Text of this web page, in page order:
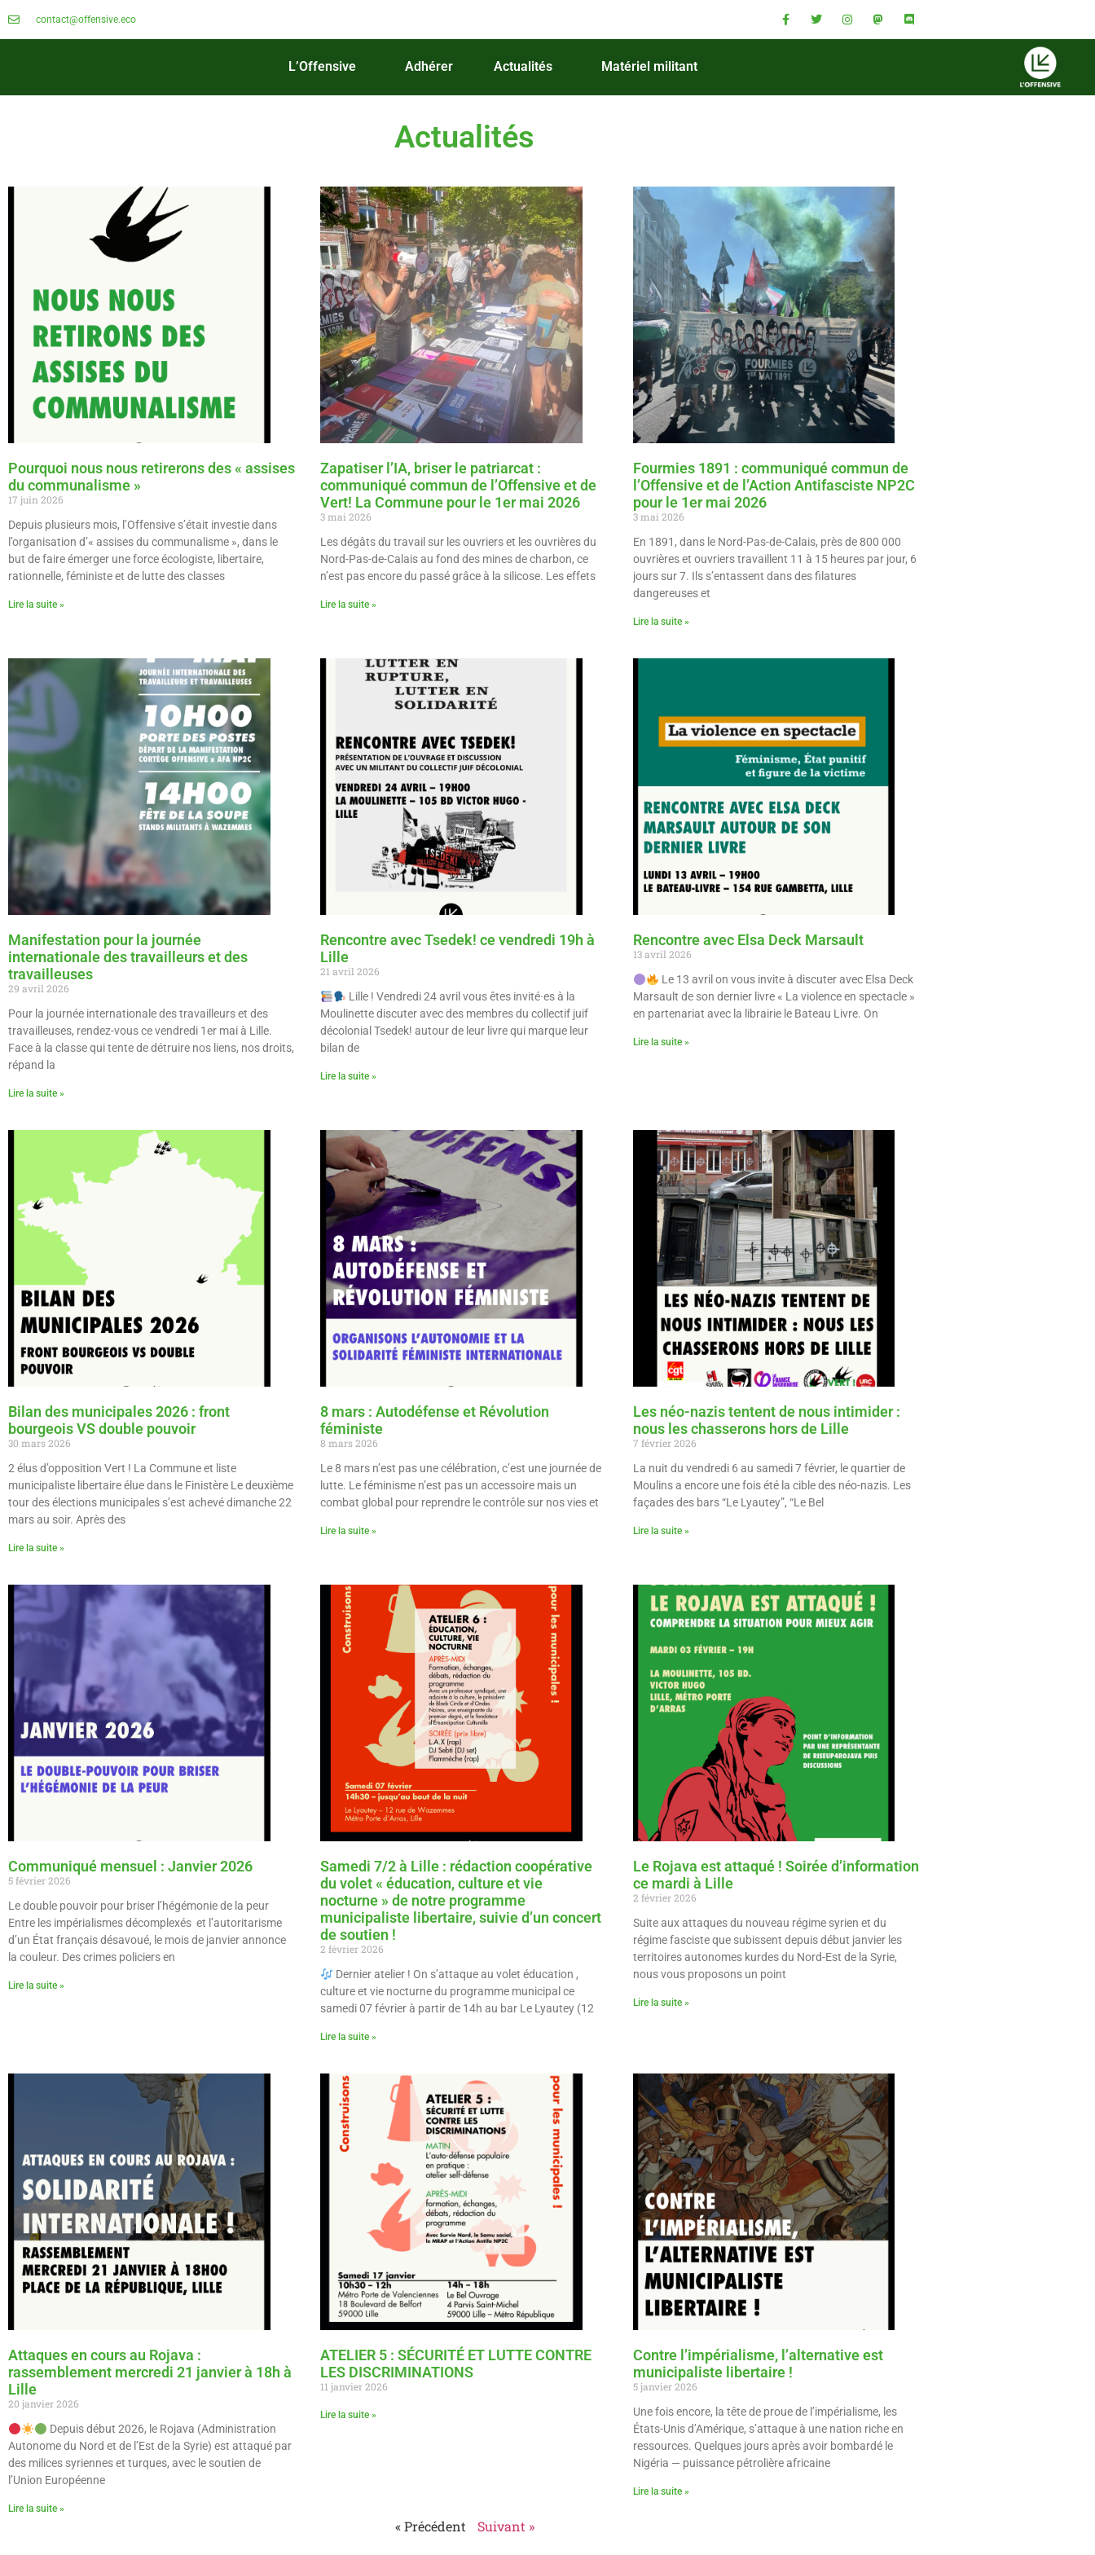
contact@offensive.eco
L’Offensive Adhérer Actualités Matériel militant
Actualités
Pourquoi nous nous retirerons des « assises
du communalisme »
17 juin 2026
Depuis plusieurs mois, l’Offensive s’était investie dans
l’organisation d’« assises du communalisme », dans le
but de faire émerger une force écologiste, libertaire,
rationnelle, féministe et de lutte des classes
Lire la suite »
Zapatiser l’IA, briser le patriarcat :
communiqué commun de l’Offensive et de
Vert! La Commune pour le 1er mai 2026
3 mai 2026
Les dégâts du travail sur les ouvriers et les ouvrières du
Nord-Pas-de-Calais au fond des mines de charbon, ce
n’est pas encore du passé grâce à la silicose. Les effets
Lire la suite »
Fourmies 1891 : communiqué commun de
l’Offensive et de l’Action Antifasciste NP2C
pour le 1er mai 2026
3 mai 2026
En 1891, dans le Nord-Pas-de-Calais, près de 800 000
ouvrières et ouvriers travaillent 11 à 15 heures par jour, 6
jours sur 7. Ils s’entassent dans des filatures
dangereuses et
Lire la suite »
Manifestation pour la journée
internationale des travailleurs et des
travailleuses
29 avril 2026
Pour la journée internationale des travailleurs et des
travailleuses, rendez-vous ce vendredi 1er mai à Lille.
Face à la classe qui tente de détruire nos liens, nos droits,
répand la
Lire la suite »
Rencontre avec Tsedek! ce vendredi 19h à
Lille
21 avril 2026
Lille ! Vendredi 24 avril vous êtes invité·es à la
Moulinette discuter avec des membres du collectif juif
décolonial Tsedek! autour de leur livre qui marque leur
bilan de
Lire la suite »
Rencontre avec Elsa Deck Marsault
13 avril 2026
Le 13 avril on vous invite à discuter avec Elsa Deck
Marsault de son dernier livre « La violence en spectacle »
en partenariat avec la librairie le Bateau Livre. On
Lire la suite »
Bilan des municipales 2026 : front
bourgeois VS double pouvoir
30 mars 2026
2 élus d’opposition Vert ! La Commune et liste
municipaliste libertaire élue dans le Finistère Le deuxième
tour des élections municipales s’est achevé dimanche 22
mars au soir. Après des
Lire la suite »
8 mars : Autodéfense et Révolution
féministe
8 mars 2026
Le 8 mars n’est pas une célébration, c’est une journée de
lutte. Le féminisme n’est pas un accessoire mais un
combat global pour reprendre le contrôle sur nos vies et
Lire la suite »
Les néo-nazis tentent de nous intimider :
nous les chasserons hors de Lille
7 février 2026
La nuit du vendredi 6 au samedi 7 février, le quartier de
Moulins a encore une fois été la cible des néo-nazis. Les
façades des bars “Le Lyautey”, “Le Bel
Lire la suite »
Communiqué mensuel : Janvier 2026
5 février 2026
Le double pouvoir pour briser l’hégémonie de la peur
Entre les impérialismes décomplexés et l’autoritarisme
d’un État français désavoué, le mois de janvier annonce
la couleur. Des crimes policiers en
Lire la suite »
Samedi 7/2 à Lille : rédaction coopérative
du volet « éducation, culture et vie
nocturne » de notre programme
municipaliste libertaire, suivie d’un concert
de soutien !
2 février 2026
Dernier atelier ! On s’attaque au volet éducation ,
culture et vie nocturne du programme municipal ce
samedi 07 février à partir de 14h au bar Le Lyautey (12
Lire la suite »
Le Rojava est attaqué ! Soirée d’information
ce mardi à Lille
2 février 2026
Suite aux attaques du nouveau régime syrien et du
régime fasciste que subissent depuis début janvier les
territoires autonomes kurdes du Nord-Est de la Syrie,
nous vous proposons un point
Lire la suite »
Attaques en cours au Rojava :
rassemblement mercredi 21 janvier à 18h à
Lille
20 janvier 2026
Depuis début 2026, le Rojava (Administration
Autonome du Nord et de l’Est de la Syrie) est attaqué par
des milices syriennes et turques, avec le soutien de
l’Union Européenne
Lire la suite »
ATELIER 5 : SÉCURITÉ ET LUTTE CONTRE
LES DISCRIMINATIONS
11 janvier 2026
Lire la suite »
Contre l’impérialisme, l’alternative est
municipaliste libertaire !
5 janvier 2026
Une fois encore, la tête de proue de l’impérialisme, les
États-Unis d’Amérique, s’attaque à une nation riche en
ressources. Quelques jours après avoir bombardé le
Nigéria — puissance pétrolière africaine
Lire la suite »
« Précédent Suivant »